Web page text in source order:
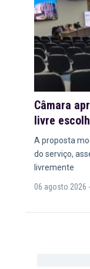
Câmara
livre
A proposta
do serviço,
livremente
06 agosto 2026